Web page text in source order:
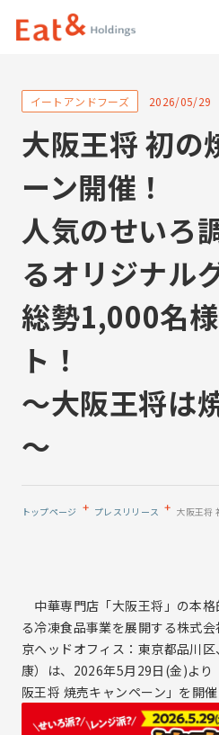
サイト内検索
パーパス
企業情報
企業情報トップ
メッセージ
会社概要
役員一覧
事業と強み
イートアンドグループ
会社一覧
イートアンドグループ会社一覧
株式会社大阪王将
株式会社ナインブロック
ブランド一覧
プレスリリース
サステナビリティトップ
サステナビリティ基本方針
7つの重点取組み
サステナビリティレポート
気候変動への取り組み
IR情報
IR情報トップ
採用情報
採用情報トップ
2026/05/29
大阪王将 初の
ーン開催！
人気のせいろ
るオリジナル
総勢1,000名
ト！
～大阪王将は
～
トップページ プレスリリース 大阪王将
中華専門店「大阪王将」の本
る冷凍食品事業を展開する株式
京ヘッドオフィス：東京都品川
康）は、2026年5月29日(金)より
阪王将 焼売キャンペーン」を開催